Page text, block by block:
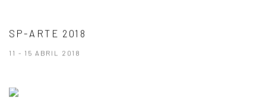
SP-ARTE 2018
11 - 15 ABRIL 2018